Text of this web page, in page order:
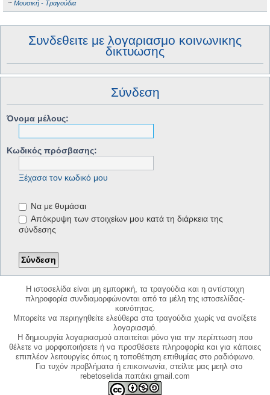
~ Μουσική - Τραγούδια
Συνδεθειτε με λογαριασμο κοινωνικης
δικτυωσης
Σύνδεση
Όνομα μέλους:
Κωδικός πρόσβασης:
Ξέχασα τον κωδικό μου
Να με θυμάσαι
Απόκρυψη των στοιχείων μου κατά τη διάρκεια της
σύνδεσης
Η ιστοσελίδα είναι μη εμπορική, τα τραγούδια και η αντίστοιχη
πληροφορία συνδιαμορφώνονται από τα μέλη της ιστοσελίδας-
κοινότητας.
Μπορείτε να περιηγηθείτε ελεύθερα στα τραγούδια χωρίς να ανοίξετε
λογαριασμό.
Η δημιουργία λογαριασμού απαιτείται μόνο για την περίπτωση που
θέλετε να μορφοποιήσετε ή να προσθέσετε πληροφορία και για κάποιες
επιπλέον λειτουργίες όπως η τοποθέτηση επιθυμίας στο ραδιόφωνο.
Για τυχόν προβλήματα ή επικοινωνία, στείλτε μας μεηλ στο
rebetoselida παπάκι gmail.com